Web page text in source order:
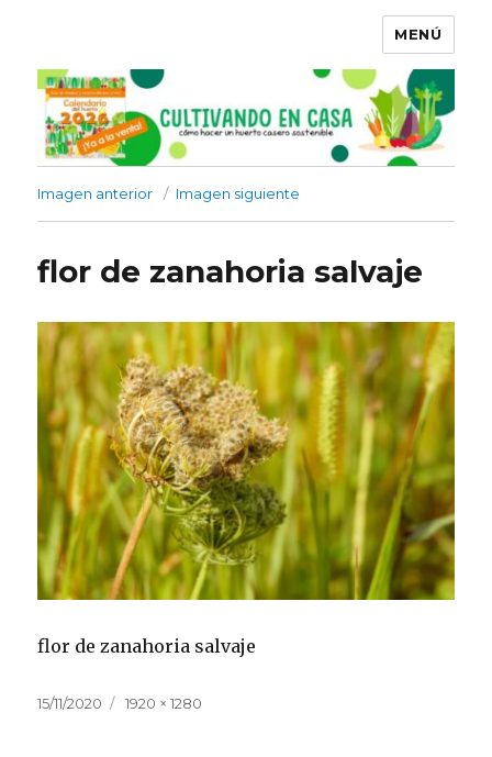
MENÚ
Imagen anterior Imagen siguiente
flor de zanahoria salvaje
flor de zanahoria salvaje
Publicado
15/11/2020
Tamaño
1920 × 1280